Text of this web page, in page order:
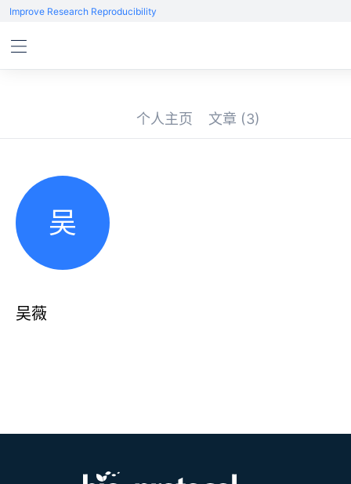
Improve Research Reproducibility
个人主页 文章 (3)
吴
吴薇